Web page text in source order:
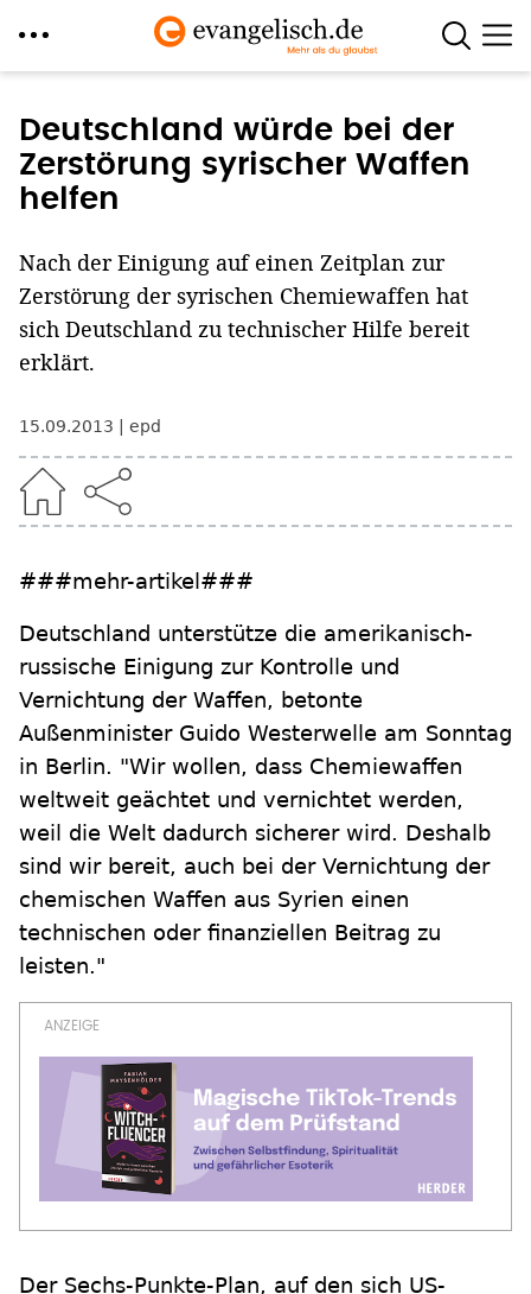
zum
Inhalt
Deutschland würde bei der
Zerstörung syrischer Waffen
helfen
Nach der Einigung auf einen Zeitplan zur
Zerstörung der syrischen Chemiewaffen hat
sich Deutschland zu technischer Hilfe bereit
erklärt.
15.09.2013 epd
###mehr-artikel###
Deutschland unterstütze die amerikanisch-
russische Einigung zur Kontrolle und
Vernichtung der Waffen, betonte
Außenminister Guido Westerwelle am Sonntag
in Berlin. "Wir wollen, dass Chemiewaffen
weltweit geächtet und vernichtet werden,
weil die Welt dadurch sicherer wird. Deshalb
sind wir bereit, auch bei der Vernichtung der
chemischen Waffen aus Syrien einen
technischen oder finanziellen Beitrag zu
leisten."
Der Sechs-Punkte-Plan, auf den sich US-